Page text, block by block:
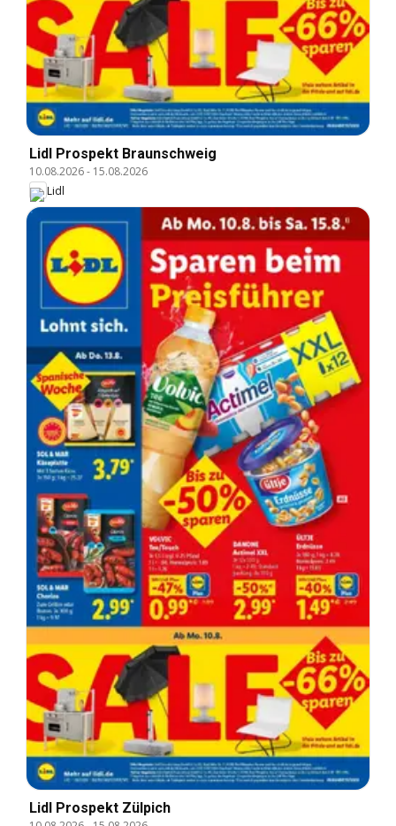
Lidl Prospekt Braunschweig
10.08.2026- 15.08.2026
Lidl
Lidl Prospekt Zülpich